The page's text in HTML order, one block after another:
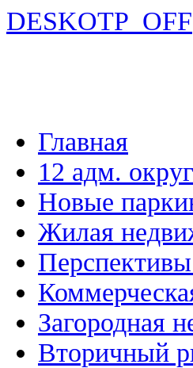
DESKOTP_OFF
Главная
12 адм.
Новые
Жилая
Загородная
Вторичный